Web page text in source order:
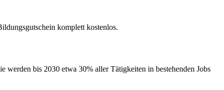
komplett kostenlos.
werden bis 2030 etwa 30% aller Tätigkeiten in bestehenden Jobs